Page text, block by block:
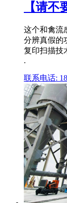
【请不
这个和禽流
分辨真假的
复印扫描技
.
联系电话: